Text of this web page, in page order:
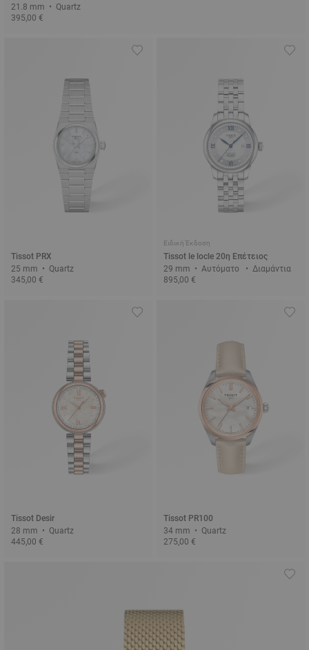
21.8 mm • Quartz
395,00 €
Tissot PRX
25 mm • Quartz
345,00 €
Ειδική Έκδοση
Tissot le locle 20η Επέτειος
29 mm • Αυτόματο • Διαμάντια
895,00 €
Tissot Desir
28 mm • Quartz
445,00 €
Tissot PR100
34 mm • Quartz
275,00 €